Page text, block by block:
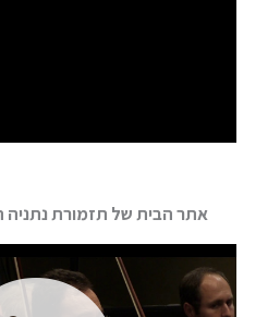
אתר הבית של תזמורת נתניה